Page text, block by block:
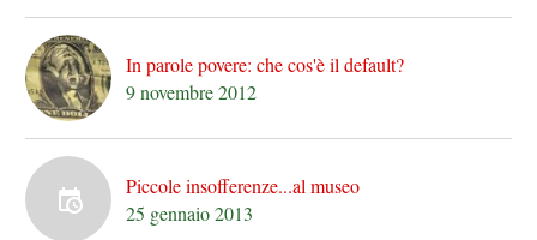
In parole povere: che cos'è il default?
9 novembre 2012
Piccole insofferenze...al museo
25 gennaio 2013